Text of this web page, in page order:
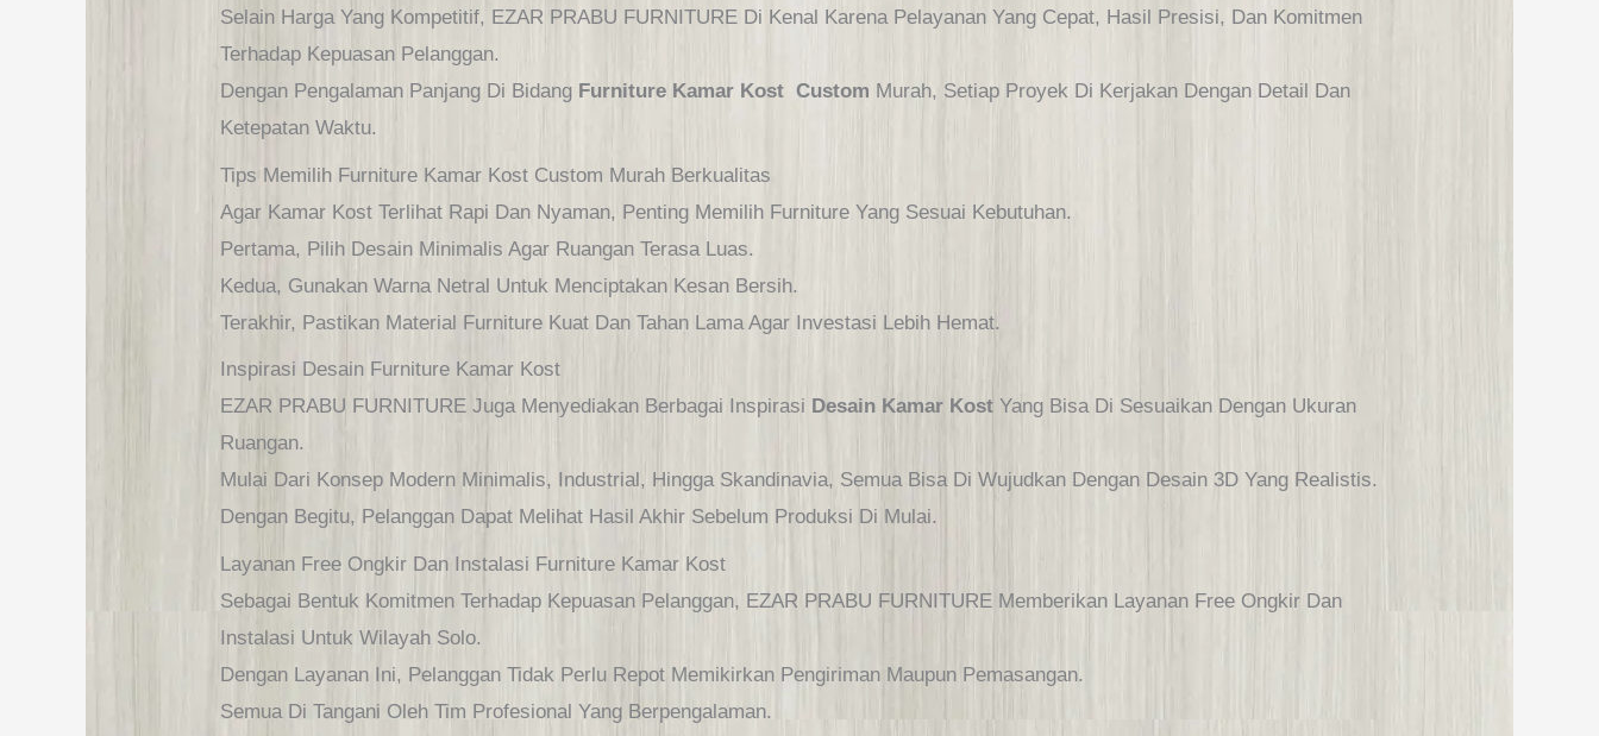
Selain Harga Yang Kompetitif, EZAR PRABU FURNITURE Di Kenal Karena Pelayanan Yang Cepat, Hasil Presisi, Dan Komitmen
Terhadap Kepuasan Pelanggan.
Dengan Pengalaman Panjang Di Bidang Furniture Kamar Kost Custom Murah, Setiap Proyek Di Kerjakan Dengan Detail Dan
Ketepatan Waktu.
Tips Memilih Furniture Kamar Kost Custom Murah Berkualitas
Agar Kamar Kost Terlihat Rapi Dan Nyaman, Penting Memilih Furniture Yang Sesuai Kebutuhan.
Pertama, Pilih Desain Minimalis Agar Ruangan Terasa Luas.
Kedua, Gunakan Warna Netral Untuk Menciptakan Kesan Bersih.
Terakhir, Pastikan Material Furniture Kuat Dan Tahan Lama Agar Investasi Lebih Hemat.
Inspirasi Desain Furniture Kamar Kost
EZAR PRABU FURNITURE Juga Menyediakan Berbagai Inspirasi Desain Kamar Kost Yang Bisa Di Sesuaikan Dengan Ukuran
Ruangan.
Mulai Dari Konsep Modern Minimalis, Industrial, Hingga Skandinavia, Semua Bisa Di Wujudkan Dengan Desain 3D Yang Realistis.
Dengan Begitu, Pelanggan Dapat Melihat Hasil Akhir Sebelum Produksi Di Mulai.
Layanan Free Ongkir Dan Instalasi Furniture Kamar Kost
Sebagai Bentuk Komitmen Terhadap Kepuasan Pelanggan, EZAR PRABU FURNITURE Memberikan Layanan Free Ongkir Dan
Instalasi Untuk Wilayah Solo.
Dengan Layanan Ini, Pelanggan Tidak Perlu Repot Memikirkan Pengiriman Maupun Pemasangan.
Semua Di Tangani Oleh Tim Profesional Yang Berpengalaman.